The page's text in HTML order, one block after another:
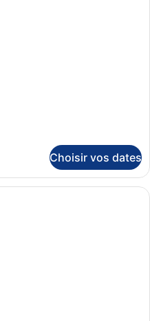
Choisir vos dates
Une chambre d’hôtel avec deux